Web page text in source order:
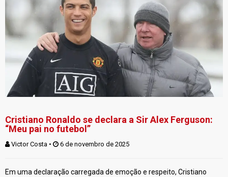
Cristiano Ronaldo se declara a Sir Alex Ferguson:
“Meu pai no futebol”
Victor Costa • 6 de novembro de 2025
Em uma declaração carregada de emoção e respeito, Cristiano